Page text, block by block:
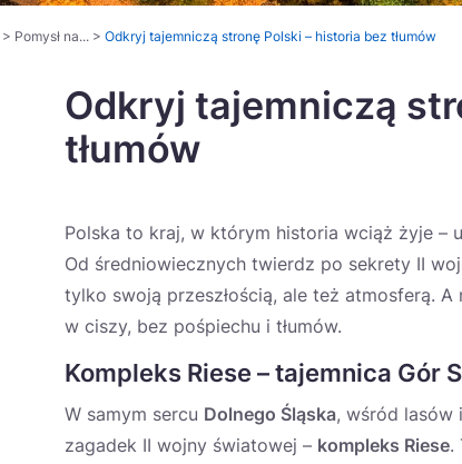
> Pomysł na... > Odkryj tajemniczą stronę Polski – historia bez tłumów
Odkryj tajemniczą
tłumów
Polska to kraj, w którym historia wciąż żyje –
Od średniowiecznych twierdz po sekrety II
tylko swoją przeszłością, ale też atmosferą.
w ciszy, bez pośpiechu i tłumów.
Kompleks Riese – tajemnica Gór
W samym sercu Dolnego Śląska, wśród lasów
zagadek II wojny światowej – kompleks Riese.